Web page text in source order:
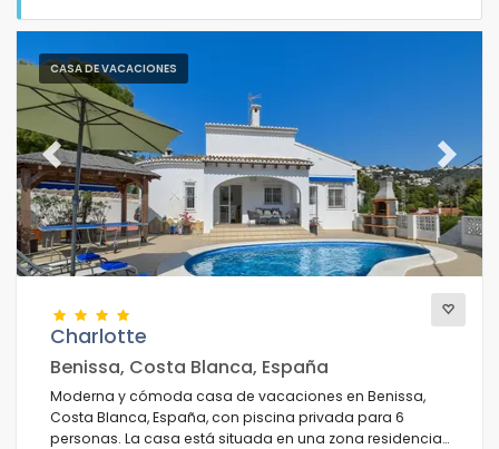
Personas
Dormitorios
Cuartos de baño
Servicios populares
Condiciones
CASA DE VACACIONES
Previous Next
Charlotte
Benissa, Costa Blanca, España
Moderna y cómoda casa de vacaciones en Benissa,
Costa Blanca, España, con piscina privada para 6
personas. La casa está situada en una zona residencial